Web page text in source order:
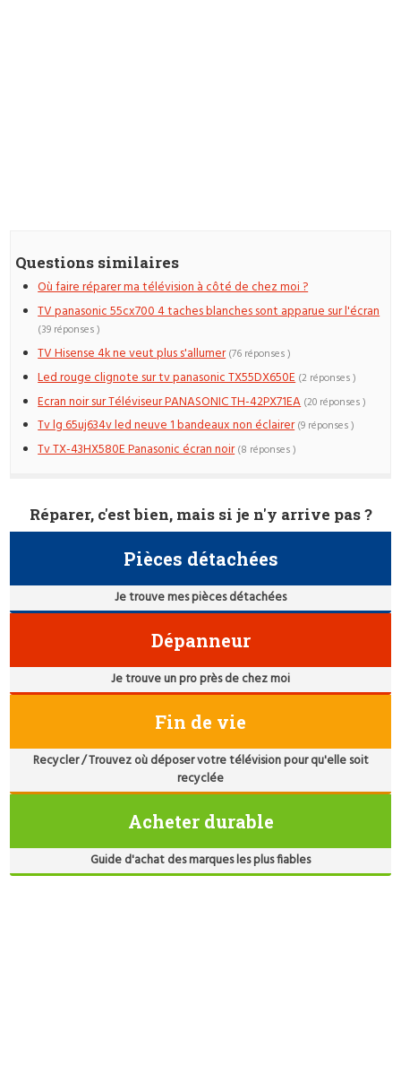
Questions similaires
Où faire réparer ma télévision à côté de chez moi ?
TV panasonic 55cx700 4 taches blanches sont apparue sur l'écran
(39 réponses )
TV Hisense 4k ne veut plus s'allumer (76 réponses )
Led rouge clignote sur tv panasonic TX55DX650E (2 réponses )
Ecran noir sur Téléviseur PANASONIC TH-42PX71EA (20 réponses )
Tv lg 65uj634v led neuve 1 bandeaux non éclairer (9 réponses )
Tv TX-43HX580E Panasonic écran noir (8 réponses )
Réparer, c'est bien, mais si je n'y arrive pas ?
Pièces détachées
Je trouve mes pièces détachées
Dépanneur
Je trouve un pro près de chez moi
Fin de vie
Recycler / Trouvez où déposer votre télévision pour qu'elle soit
recyclée
Acheter durable
Guide d'achat des marques les plus fiables